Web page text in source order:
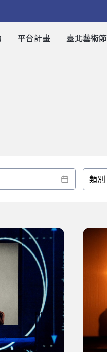
平台計畫 臺北藝術節
類
是時間
瓦吉